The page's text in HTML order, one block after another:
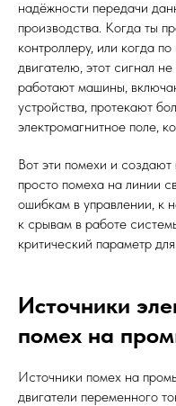
надёжности передачи
производства. Когда ты
контроллеру, или когда
двигателю, этот сигнал
работают машины,
устройства, протекают
электромагнитное поле,
Вот эти помехи и
просто помеха на линии
ошибкам в управлении, к
к срывам в работе
критический параметр
Источники
помех на
Источники помех на
двигатели переменного